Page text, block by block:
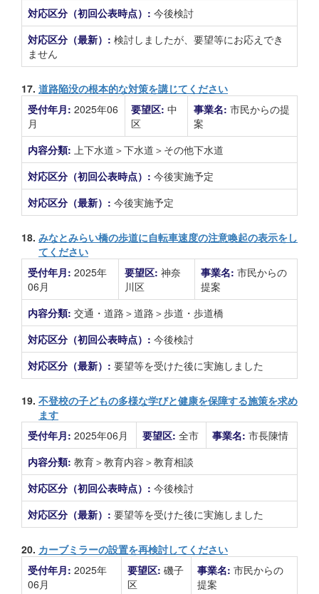
対応区分（初回公表時点）: 今後検討
対応区分（最新）: 検討しましたが、要望等にお応えでき
ません
17. 道路陥没の根本的な対策を講じてください
受付年月: 2025年06
月
要望区: 中
区
事業名: 市民からの提
案
内容分類: 上下水道＞下水道＞その他下水道
対応区分（初回公表時点）: 今後実施予定
対応区分（最新）: 今後実施予定
18. みなとみらい橋の歩道に自転車速度の注意喚起の表示をし
てください
受付年月: 2025年
06月
要望区: 神奈
川区
事業名: 市民からの
提案
内容分類: 交通・道路＞道路＞歩道・歩道橋
対応区分（初回公表時点）: 今後検討
対応区分（最新）: 要望等を受けた後に実施しました
19. 不登校の子どもの多様な学びと健康を保障する施策を求め
ます
受付年月: 2025年06月 要望区: 全市 事業名: 市長陳情
内容分類: 教育＞教育内容＞教育相談
対応区分（初回公表時点）: 今後検討
対応区分（最新）: 要望等を受けた後に実施しました
20. カーブミラーの設置を再検討してください
受付年月: 2025年
06月
要望区: 磯子
区
事業名: 市民からの
提案